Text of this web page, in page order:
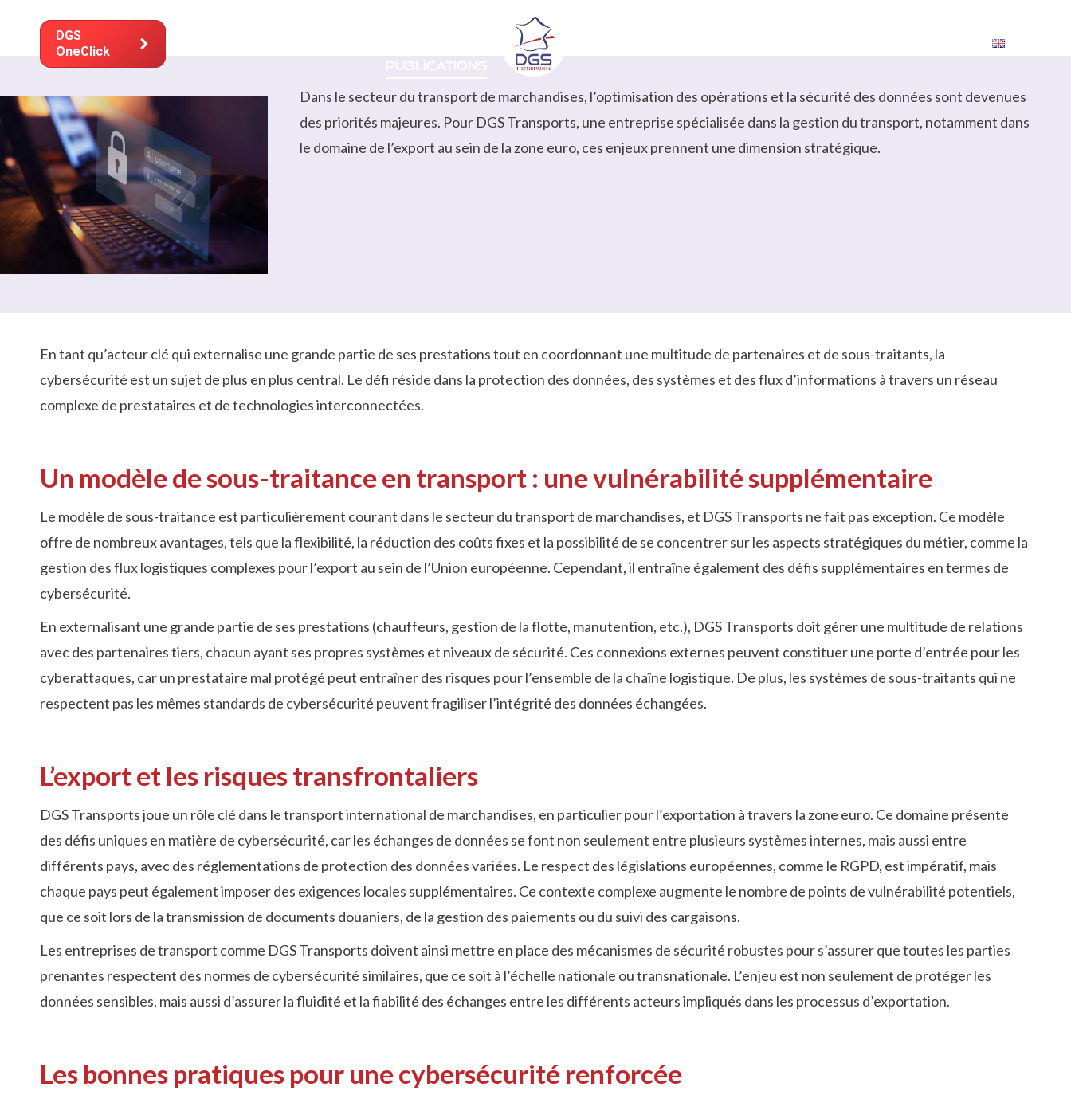
DGS
OneClick
Dans le secteur du transport de marchandises, l’optimisation des opérations et la sécurité des données sont devenues
des priorités majeures. Pour DGS Transports, une entreprise spécialisée dans la gestion du transport, notamment dans
le domaine de l’export au sein de la zone euro, ces enjeux prennent une dimension stratégique.
En tant qu’acteur clé qui externalise une grande partie de ses prestations tout en coordonnant une multitude de partenaires et de sous-traitants, la
cybersécurité est un sujet de plus en plus central. Le défi réside dans la protection des données, des systèmes et des flux d’informations à travers un réseau
complexe de prestataires et de technologies interconnectées.
Un modèle de sous-traitance en transport : une vulnérabilité supplémentaire
Le modèle de sous-traitance est particulièrement courant dans le secteur du transport de marchandises, et DGS Transports ne fait pas exception. Ce modèle
offre de nombreux avantages, tels que la flexibilité, la réduction des coûts fixes et la possibilité de se concentrer sur les aspects stratégiques du métier, comme la
gestion des flux logistiques complexes pour l’export au sein de l’Union européenne. Cependant, il entraîne également des défis supplémentaires en termes de
cybersécurité.
En externalisant une grande partie de ses prestations (chauffeurs, gestion de la flotte, manutention, etc.), DGS Transports doit gérer une multitude de relations
avec des partenaires tiers, chacun ayant ses propres systèmes et niveaux de sécurité. Ces connexions externes peuvent constituer une porte d’entrée pour les
cyberattaques, car un prestataire mal protégé peut entraîner des risques pour l’ensemble de la chaîne logistique. De plus, les systèmes de sous-traitants qui ne
respectent pas les mêmes standards de cybersécurité peuvent fragiliser l’intégrité des données échangées.
L’export et les risques transfrontaliers
DGS Transports joue un rôle clé dans le transport international de marchandises, en particulier pour l’exportation à travers la zone euro. Ce domaine présente
des défis uniques en matière de cybersécurité, car les échanges de données se font non seulement entre plusieurs systèmes internes, mais aussi entre
différents pays, avec des réglementations de protection des données variées. Le respect des législations européennes, comme le RGPD, est impératif, mais
chaque pays peut également imposer des exigences locales supplémentaires. Ce contexte complexe augmente le nombre de points de vulnérabilité potentiels,
que ce soit lors de la transmission de documents douaniers, de la gestion des paiements ou du suivi des cargaisons.
Les entreprises de transport comme DGS Transports doivent ainsi mettre en place des mécanismes de sécurité robustes pour s’assurer que toutes les parties
prenantes respectent des normes de cybersécurité similaires, que ce soit à l’échelle nationale ou transnationale. L’enjeu est non seulement de protéger les
données sensibles, mais aussi d’assurer la fluidité et la fiabilité des échanges entre les différents acteurs impliqués dans les processus d’exportation.
Les bonnes pratiques pour une cybersécurité renforcée